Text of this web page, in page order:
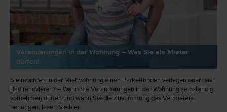
Veränderungen in der Wohnung – Was Sie als Mieter
dürfen!
Sie möchten in der Mietwohnung einen Parkettboden verlegen oder das
Bad renovieren? – Wann Sie Veränderungen in der Wohnung selbständig
vornehmen dürfen und wann Sie die Zustimmung des Vermieters
benötigen, lesen Sie hier.